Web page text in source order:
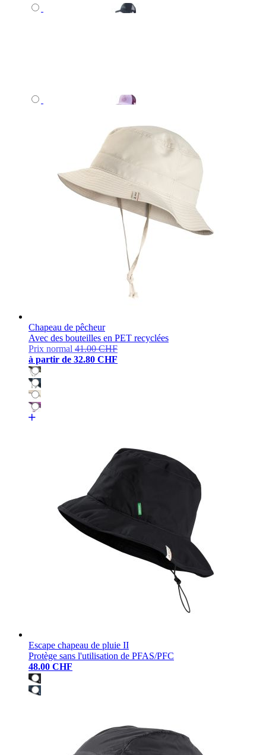
Chapeau de pêcheur
Avec des bouteilles en PET recyclées
Prix normal 41.00 CHF
à partir de 32.80 CHF
Escape chapeau de pluie II
Protège sans l'utilisation de PFAS/PFC
48.00 CHF